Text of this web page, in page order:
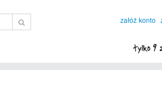
załóż konto